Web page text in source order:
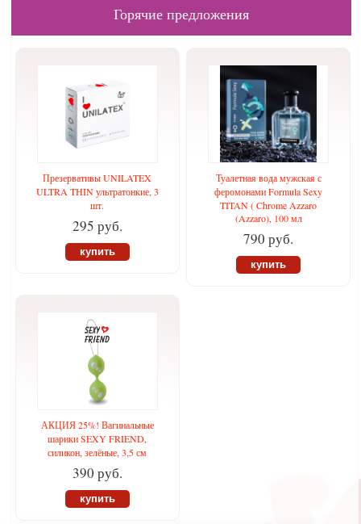
Горячие предложения
Презервативы UNILATEX
ULTRA THIN ультратонкие, 3
шт.
295 руб.
купить
Туалетная вода мужская с
феромонами Formula Sexy
TITAN ( Chrome Azzaro
(Azzaro), 100 мл
790 руб.
купить
АКЦИЯ 25%! Вагинальные
шарики SEXY FRIEND,
силикон, зелёные, 3,5 см
390 руб.
купить